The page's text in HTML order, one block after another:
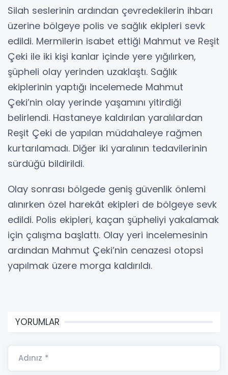
Silah seslerinin ardından çevredekilerin ihbarı
üzerine bölgeye polis ve sağlık ekipleri sevk
edildi. Mermilerin isabet ettiği Mahmut ve Reşit
Çeki ile iki kişi kanlar içinde yere yığılırken,
şüpheli olay yerinden uzaklaştı. Sağlık
ekiplerinin yaptığı incelemede Mahmut
Çeki’nin olay yerinde yaşamını yitirdiği
belirlendi. Hastaneye kaldırılan yaralılardan
Reşit Çeki de yapılan müdahaleye rağmen
kurtarılamadı. Diğer iki yaralının tedavilerinin
sürdüğü bildirildi.
Olay sonrası bölgede geniş güvenlik önlemi
alınırken özel harekât ekipleri de bölgeye sevk
edildi. Polis ekipleri, kaçan şüpheliyi yakalamak
için çalışma başlattı. Olay yeri incelemesinin
ardından Mahmut Çeki’nin cenazesi otopsi
yapılmak üzere morga kaldırıldı.
YORUMLAR
Adınız *